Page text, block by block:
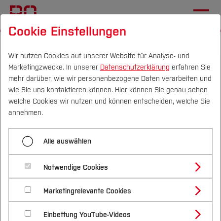
Campus Personen DE|EN Quicklinks
Studium
Studienangebote
Bachelorstudiengänge
Masterstudiengänge
Vor dem Studium
Bewerben & Einschreiben
Bewerbungsportal
Im Studium
Studienbüros und Prüfungen
Nach dem Studium
Forschung & Transfer
Profil
Forschungs- und Transferprofil
Schwerpunkte (FuT)
Beratung & Förderung
Nachhaltigkeit
Nachhaltigkeit studieren
International
Vertriebs-Basics für
Gründer*innen: Von den
ersten Kunden bis zum
eigenen Vertriebsteam. Mit
Mario Stahl
07.07.2025, 13:00 Uhr - 17:00 Uhr
Termin speichern (.ics)
Ort:TZR, Konrad-Zuse-
Str. 18, 44801 Bochum
Cookie Einstellungen
Wir nutzen Cookies auf unserer Website für Analyse- und
Marketingzwecke. In unserer Datenschutzerklärung erfahren Sie
mehr darüber, wie wir personenbezogene Daten verarbeiten und
wie Sie uns kontaktieren können. Hier können Sie genau sehen
welche Cookies wir nutzen und können entscheiden, welche Sie
annehmen.
Alle auswählen
Notwendige Cookies
Marketingrelevante Cookies
Einbettung YouTube-Videos